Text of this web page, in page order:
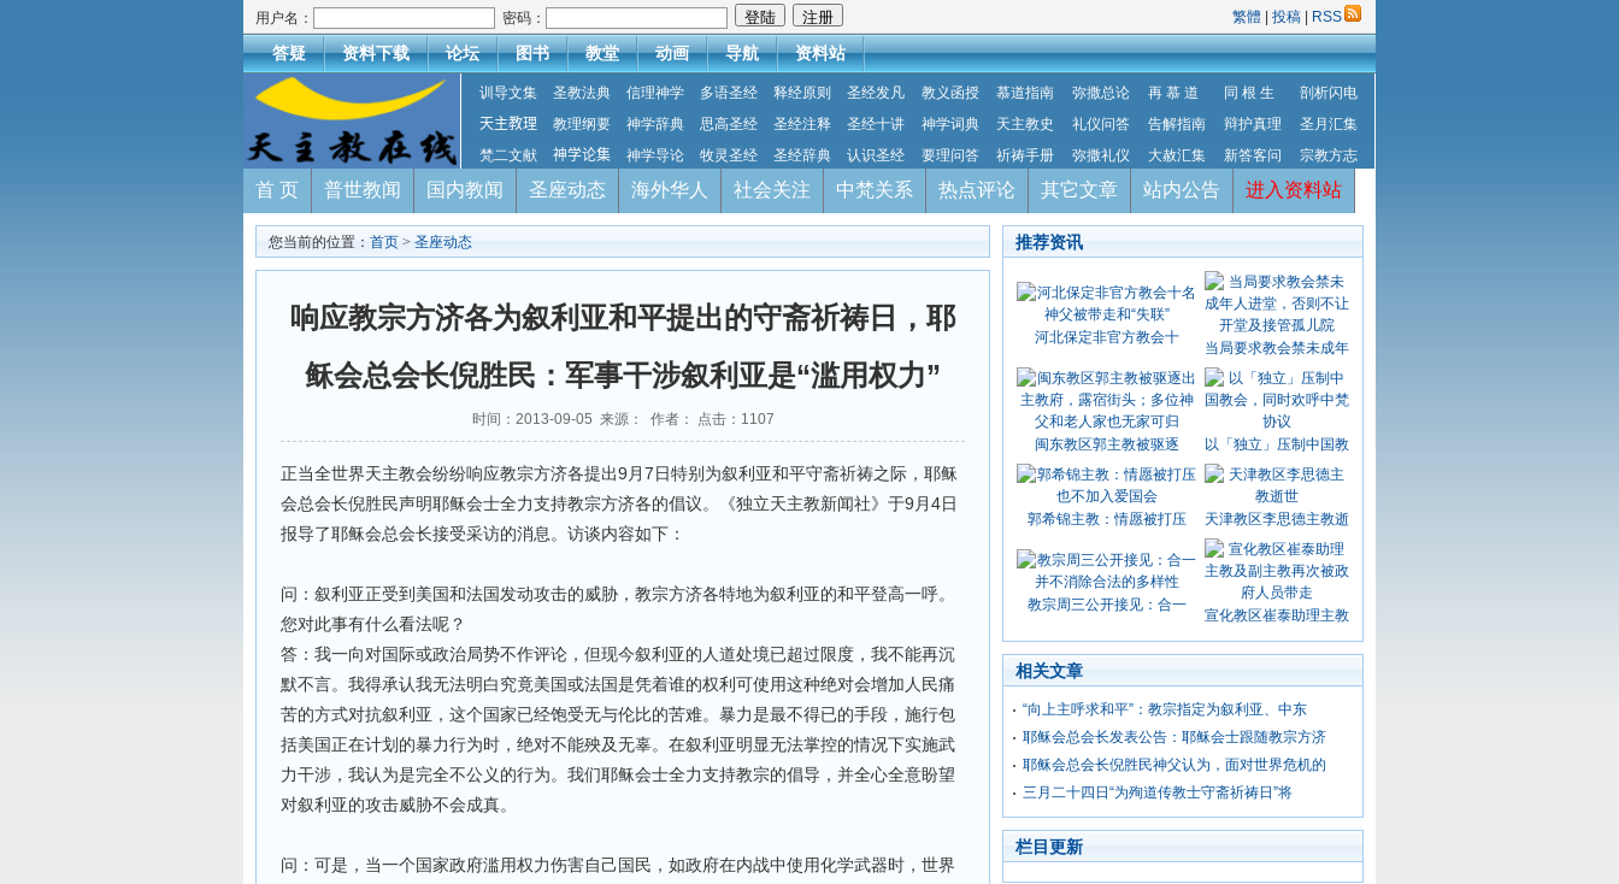
用户名： 密码： 繁體 投稿 RSS
答疑 资料下载 论坛 图书 教堂 动画 导航 资料站
训导文集 圣教法典 信理神学 多语圣经 释经原则 圣经发凡 教义函授 慕道指南 弥撒总论 再 慕 道 同 根 生
剖析闪电
天主教理
教理纲要 神学辞典 思高圣经 圣经注释 圣经十讲 神学词典 天主教史 礼仪问答 告解指南 辩护真理
圣月汇集
梵二文献
神学论集 神学导论 牧灵圣经 圣经辞典 认识圣经 要理问答 祈祷手册 弥撒礼仪 大赦汇集 新答客问 宗教方志
首 页 普世教闻 国内教闻 圣座动态 海外华人 社会关注 中梵关系 热点评论 其它文章 站内公告 进入资料站
您当前的位置： 首页 > 圣座动态
响应教宗方济各为叙利亚和平提出的守斋祈祷日，耶
稣会总会长倪胜民：军事干涉叙利亚是“滥用权力”
时间：2013-09-05 来源： 作者： 点击： 1107
正当全世界天主教会纷纷响应教宗方济各提出9月7日特别为叙利亚和平守斋祈祷之际，耶稣
会总会长倪胜民声明耶稣会士全力支持教宗方济各的倡议。《独立天主教新闻社》于9月4日
报导了耶稣会总会长接受采访的消息。访谈内容如下：
问：叙利亚正受到美国和法国发动攻击的威胁，教宗方济各特地为叙利亚的和平登高一呼。
您对此事有什么看法呢？
答：我一向对国际或政治局势不作评论，但现今叙利亚的人道处境已超过限度，我不能再沉
默不言。我得承认我无法明白究竟美国或法国是凭着谁的权利可使用这种绝对会增加人民痛
苦的方式对抗叙利亚，这个国家已经饱受无与伦比的苦难。暴力是最不得已的手段，施行包
括美国正在计划的暴力行为时，绝对不能殃及无辜。在叙利亚明显无法掌控的情况下实施武
力干涉，我认为是完全不公义的行为。我们耶稣会士全力支持教宗的倡导，并全心全意盼望
对叙利亚的攻击威胁不会成真。
问：可是，当一个国家政府滥用权力伤害自己国民，如政府在内战中使用化学武器时，世界
推荐资讯
河北保定非官方教会十
当局要求教会禁未成年
闽东教区郭主教被驱逐 以「独立」压制中国教
郭希锦主教：情愿被打压 天津教区李思德主教逝
教宗周三公开接见：合一
宣化教区崔泰助理主教
相关文章
“向上主呼求和平”：教宗指定为叙利亚、中东
耶稣会总会长发表公告：耶稣会士跟随教宗方济
耶稣会总会长倪胜民神父认为，面对世界危机的
三月二十四日“为殉道传教士守斋祈祷日”将
栏目更新